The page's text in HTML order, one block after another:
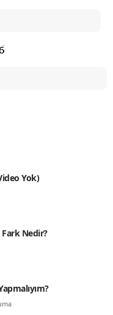
Yok)
Fark Nedir?